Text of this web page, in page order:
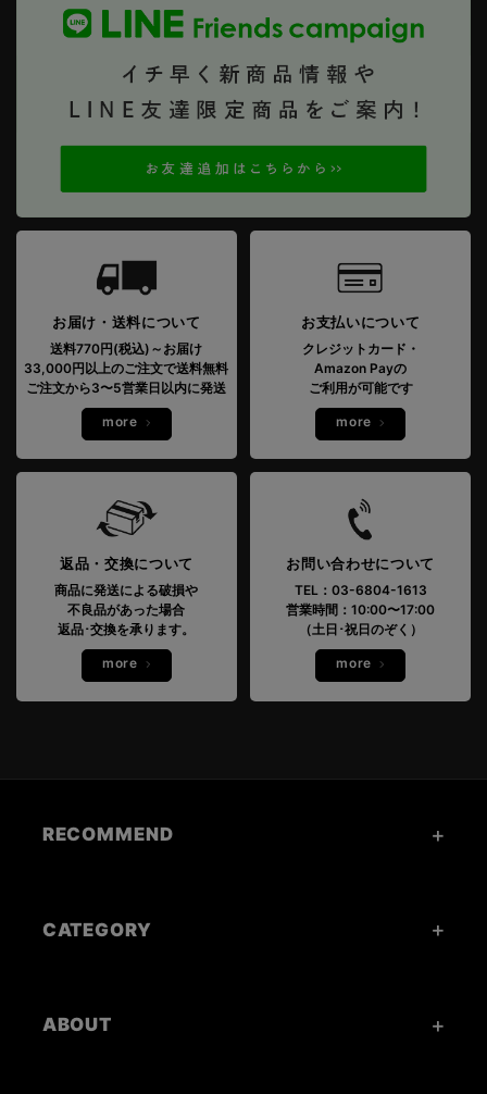
お届け・送料について
送料770円(税込)～お届け
33,000円以上のご注文で送料無料
ご注文から3〜5営業日以内に発送
more
お支払いについて
クレジットカード・
Amazon Payの
ご利用が可能です
more
返品・交換について
商品に発送による破損や
不良品があった場合
返品･交換を承ります。
more
お問い合わせについて
TEL：03-6804-1613
営業時間：10:00〜17:00
（土日･祝日のぞく）
more
RECOMMEND
CATEGORY
ABOUT